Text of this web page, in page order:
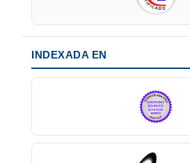
INDEXADA EN